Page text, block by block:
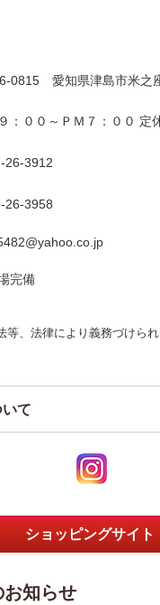
0815 愛知県津島市米之
：００～ＰＭ７：００ 定
26-3912
26-3958
完備
等、法律により義務づけられ
て
ショッピングサイト
お知らせ